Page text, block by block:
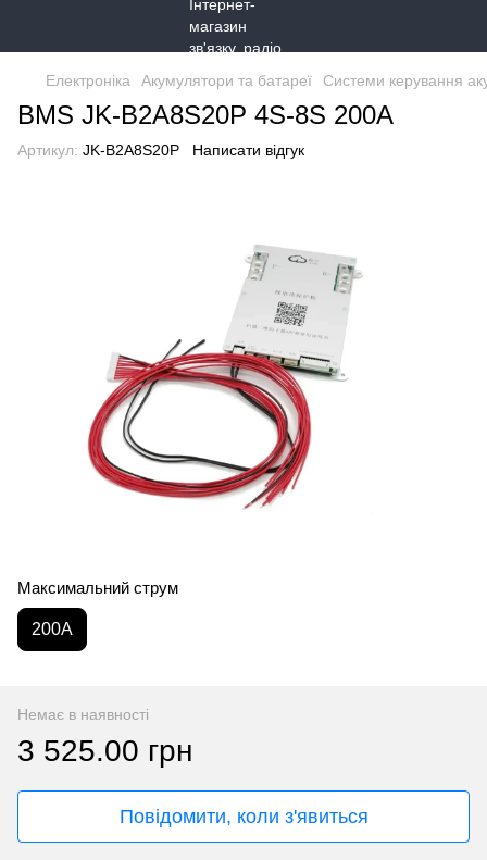
Електроніка Акумулятори та батареї Системи керування
BMS JK-B2A8S20P 4S-8S 200A
Артикул: JK-B2A8S20P Написати відгук
Максимальний струм
200А
Немає в наявності
3 525.00 грн
Повідомити, коли з'явиться